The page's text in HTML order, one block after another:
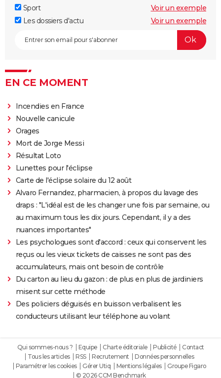
Sport
Voir un exemple
Les dossiers d'actu
Voir un exemple
EN CE MOMENT
Incendies en France
Nouvelle canicule
Orages
Mort de Jorge Messi
Résultat Loto
Lunettes pour l'éclipse
Carte de l'éclipse solaire du 12 août
Alvaro Fernandez, pharmacien, à propos du lavage des
draps : "L'idéal est de les changer une fois par semaine, ou
au maximum tous les dix jours. Cependant, il y a des
nuances importantes"
Les psychologues sont d'accord : ceux qui conservent les
reçus ou les vieux tickets de caisses ne sont pas des
accumulateurs, mais ont besoin de contrôle
Du carton au lieu du gazon : de plus en plus de jardiniers
misent sur cette méthode
Des policiers déguisés en buisson verbalisent les
conducteurs utilisant leur téléphone au volant
Qui sommes-nous ? Equipe Charte éditoriale Publicité
Contact
Tous les articles
RSS Recrutement
Données personnelles
Paramétrer les cookies
Gérer Utiq Mentions légales
Groupe Figaro
© 2026 CCM Benchmark